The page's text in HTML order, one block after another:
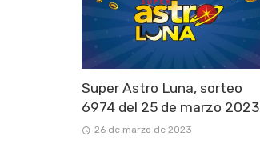
Super Astro Luna, sorteo
6974 del 25 de marzo 2023
26 de marzo de 2023